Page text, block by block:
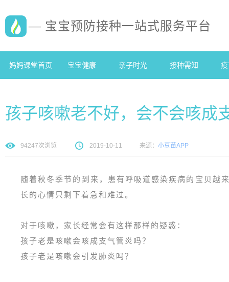
— 宝宝预防接种一站式服务平台
妈妈课堂首页 宝宝健康 亲子时光 接种需知
孩子咳嗽老不好，会不会咳成
94247次浏览 2019-10-11 来源： 小豆苗APP
随着秋冬季节的到来，患有呼吸道感染疾病的宝贝越
长的心情只剩下着急和难过。
对于咳嗽，家长经常会有这样那样的疑惑：
孩子老是咳嗽会咳成支气管炎吗？
孩子老是咳嗽会引发肺炎吗？